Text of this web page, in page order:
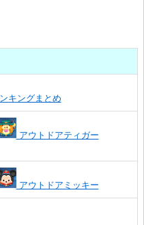
キングまとめ
アウトドアティガー
アウトドアミッキー